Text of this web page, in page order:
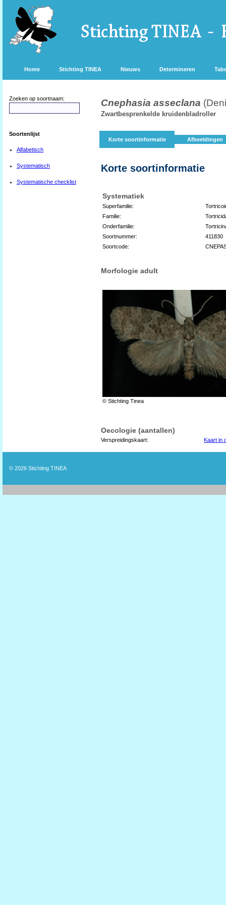
Home Stichting TINEA Nieuws Determineren
Zoeken op soortnaam:
Soortenlijst
Alfabetisch
Systematisch
Systematische checklist
Cnephasia asseclana
Zwartbesprenkelde kruidenbladroller
Korte soortinformatie Afbeeldingen
Korte soortinformatie
Systematiek
Superfamilie:
Familie:
Onderfamilie:
Soortnummer:
411830
Soortcode:
Morfologie adult
© Stichting Tinea
Oecologie (aantallen)
Verspreidingskaart: Kaart in
© 2026 Stichting TINEA